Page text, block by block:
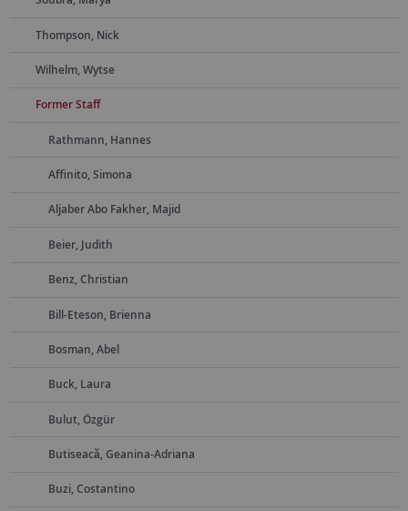
Thompson, Nick
Wilhelm, Wytse
Former Staff
Rathmann, Hannes
Affinito, Simona
Aljaber Abo Fakher, Majid
Beier, Judith
Benz, Christian
Bill-Eteson, Brienna
Bosman, Abel
Buck, Laura
Bulut, Özgür
Butiseacă, Geanina-Adriana
Buzi, Costantino